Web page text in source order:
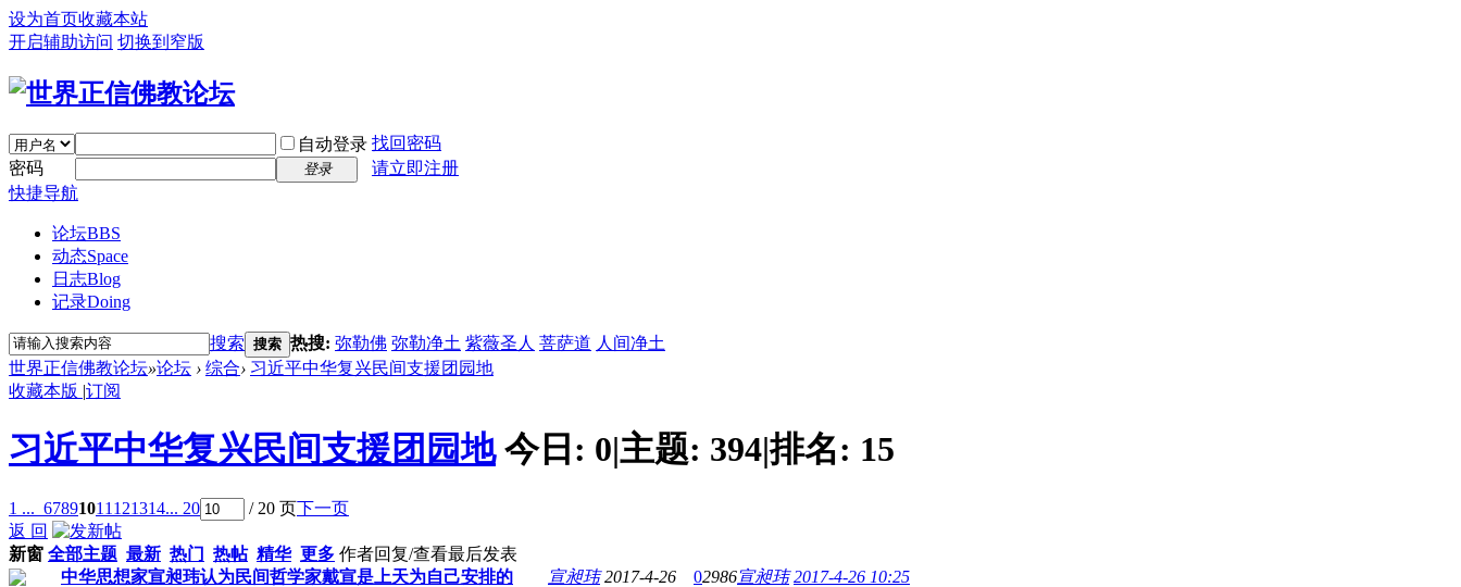
设为首页收藏本站
开启辅助访问 切换到窄版
自动登录 找回密码
密码
登录
请立即注册
快捷导航
论坛BBS
动态Space
日志Blog
记录Doing
搜索 搜索 热搜: 弥勒佛 弥勒净土 紫薇圣人 菩萨道 人间净土
世界正信佛教论坛»论坛 › 综合› 习近平中华复兴民间支援团园地
收藏本版 |订阅
习近平中华复兴民间支援团园地 今日: 0|主题: 394|排名: 15
1 ... 67891011 121314... 20 / 20 页下一页
返 回
新窗 全部主题 最新 热门 热帖 精华 更多 作者回复/查看最后发表
中华思想家宣昶玮认为民间哲学家戴宣是上天为自己安排的
宣昶玮 2017-4-26 02986宣昶玮 2017-4-26 10:25